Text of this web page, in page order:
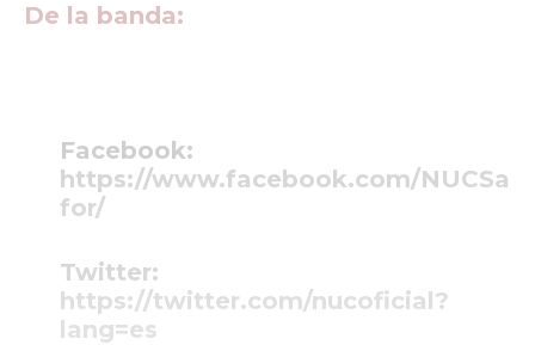
De la banda:
Facebook:
https://www.facebook.com/NUCSa
for/
Twitter:
https://twitter.com/nucoficial?
lang=es